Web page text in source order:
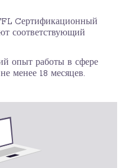
Cертификационный
соответствующий
опыт работы в сфере
менее 18 месяцев.